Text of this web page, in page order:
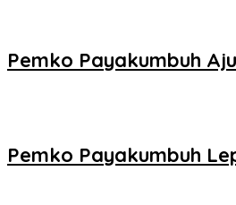
Pemko Payakumbuh
Pemko Payakumbuh